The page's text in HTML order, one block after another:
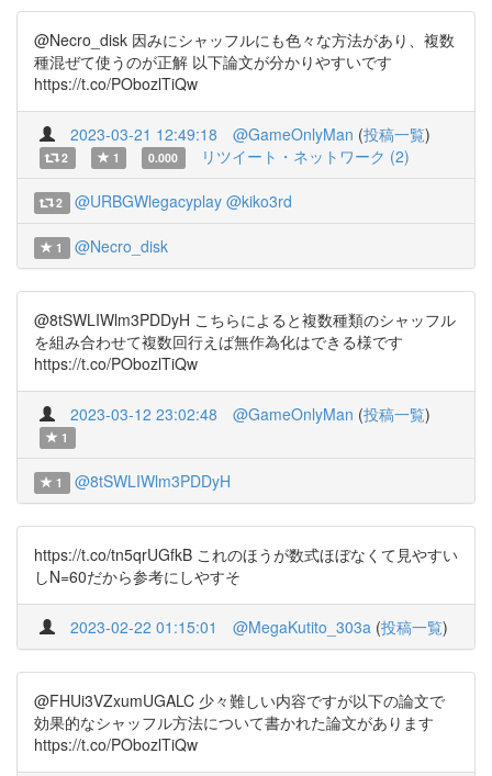
@Necro_disk 因みにシャッフルにも色々な方法があり、複数
種混ぜて使うのが正解 以下論文が分かりやすいです
https://t.co/PObozlTiQw
2023-03-21 12:49:18 @GameOnlyMan (投稿一覧)
2 1 0.000 リツイート・ネットワーク (2)
2 @URBGWlegacyplay @kiko3rd
1 @Necro_disk
@8tSWLIWlm3PDDyH こちらによると複数種類のシャッフル
を組み合わせて複数回行えば無作為化はできる様です
https://t.co/PObozlTiQw
2023-03-12 23:02:48 @GameOnlyMan (投稿一覧)
1
1 @8tSWLIWlm3PDDyH
https://t.co/tn5qrUGfkB これのほうが数式ほぼなくて見やすい
しN=60だから参考にしやすそ
2023-02-22 01:15:01 @MegaKutito_303a (投稿一覧)
@FHUi3VZxumUGALC 少々難しい内容ですが以下の論文で
効果的なシャッフル方法について書かれた論文があります
https://t.co/PObozlTiQw